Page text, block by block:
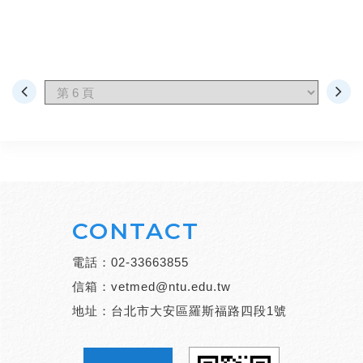
CONTACT
電話： 02-33663855
信箱： vetmed@ntu.edu.tw
地址：台北市大安區羅斯福路四段1號